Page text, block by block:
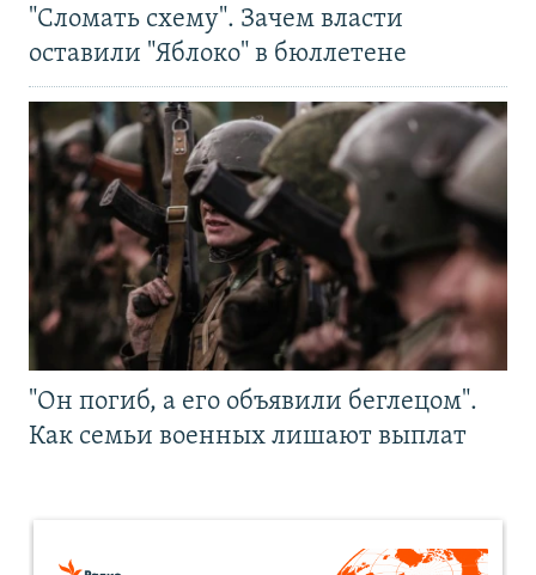
"Сломать схему". Зачем власти
оставили "Яблоко" в бюллетене
"Он погиб, а его объявили беглецом".
Как семьи военных лишают выплат